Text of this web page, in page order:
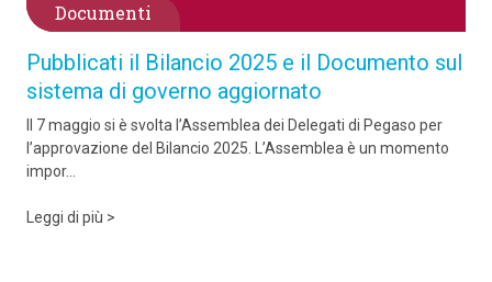
Documenti
Pubblicati il Bilancio 2025 e il Documento sul
sistema di governo aggiornato
Il 7 maggio si è svolta l’Assemblea dei Delegati di Pegaso per
l’approvazione del Bilancio 2025. L’Assemblea è un momento
impor...
Leggi di più >